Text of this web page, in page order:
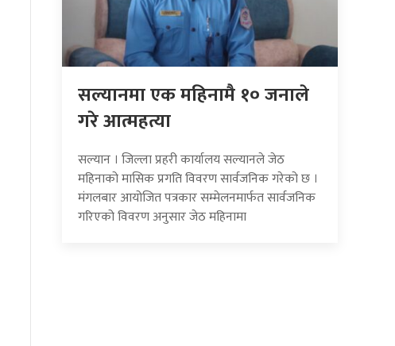
सल्यानमा एक महिनामै १० जनाले
गरे आत्महत्या
सल्यान । जिल्ला प्रहरी कार्यालय सल्यानले जेठ
महिनाको मासिक प्रगति विवरण सार्वजनिक गरेको छ ।
मंगलबार आयोजित पत्रकार सम्मेलनमार्फत सार्वजनिक
गरिएको विवरण अनुसार जेठ महिनामा